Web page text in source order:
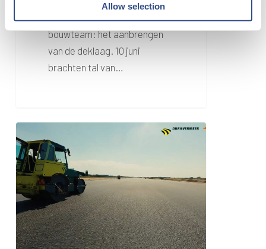
Allow selection
Het hoogtepunt voor het
bouwteam: het aanbrengen
van de deklaag. 10 juni
brachten tal van…
week
5